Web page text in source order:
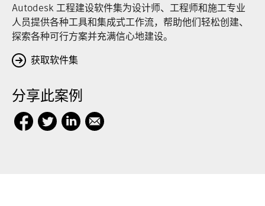
Autodesk 工程建设软件集为设计师、工程师和施工专业
人员提供各种工具和集成式工作流，帮助他们轻松创建、
探索各种可行方案并充满信心地建设。
获取软件集
分享此案例